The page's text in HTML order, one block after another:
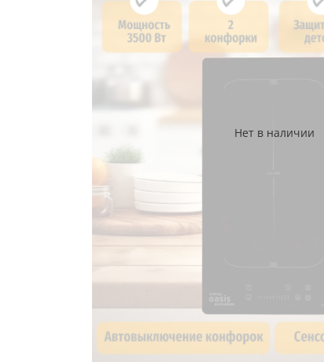
Нет в наличии